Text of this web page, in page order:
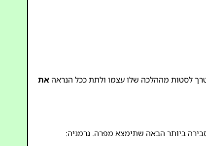
לסטות מההלכה שלו עצמו ולתת ככל הנראהאת
ביותר הבאה שתימצא מפרה. גרמניה: